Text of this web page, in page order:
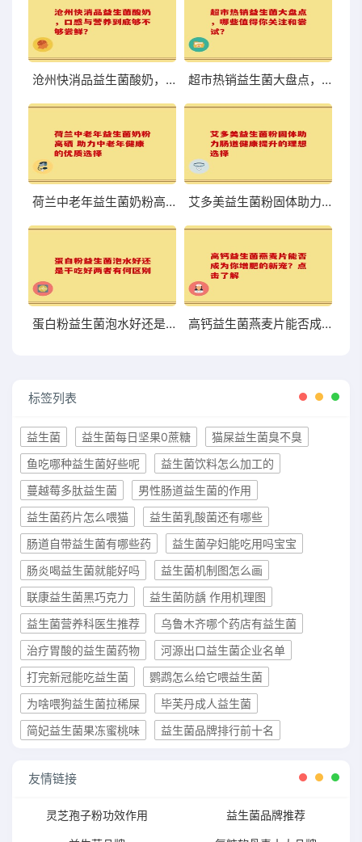
沧州快消品益生菌酸奶，口感与营养到底够不够尝鲜？ 超市热销益生菌大盘点，哪些值得你关注和尝试？
荷兰中老年益生菌奶粉高硒 助力中老年健康的优质选择 艾多美益生菌粉固体助力肠道健康提升的理想选择
蛋白粉益生菌泡水好还是干吃好两者有何区别 高钙益生菌燕麦片能否成为你增肥的新宠？点击了解
标签列表
益生菌 益生菌每日坚果0蔗糖
猫屎益生菌臭不臭
鱼吃哪种益生菌好些呢
益生菌饮料怎么加工的
蔓越莓多肽益生菌
男性肠道益生菌的作用
益生菌药片怎么喂猫
益生菌乳酸菌还有哪些
肠道自带益生菌有哪些药
益生菌孕妇能吃用吗宝宝
肠炎喝益生菌就能好吗
益生菌机制图怎么画
联康益生菌黑巧克力
益生菌防龋 作用机理图
益生菌营养科医生推荐
乌鲁木齐哪个药店有益生菌
治疗胃酸的益生菌药物
河源出口益生菌企业名单
打完新冠能吃益生菌
鹦鹉怎么给它喂益生菌
为啥喂狗益生菌拉稀屎
毕芙丹成人益生菌
简妃益生菌果冻蜜桃味
益生菌品牌排行前十名
友情链接
灵芝孢子粉功效作用 益生菌品牌推荐